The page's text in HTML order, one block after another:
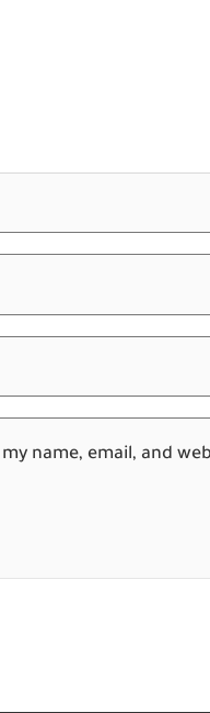
my name, email, and